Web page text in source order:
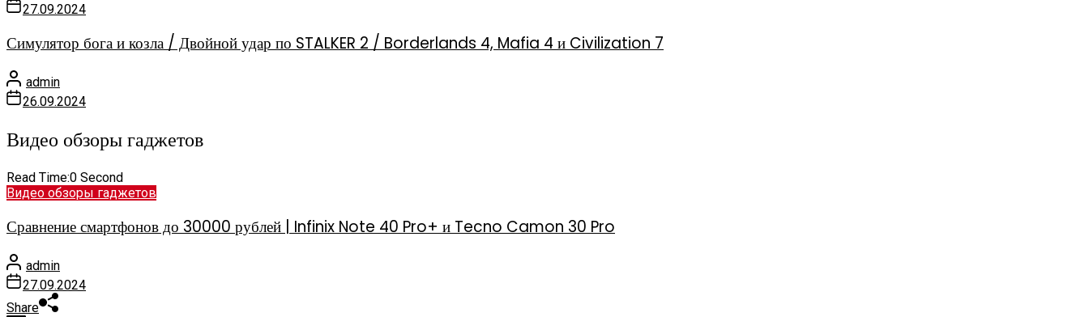
27.09.2024
Симулятор бога и козла / Двойной удар по STALKER 2 / Borderlands 4, Mafia 4 и Civilization 7
admin
26.09.2024
Видео обзоры гаджетов
Read Time:0 Second
Видео обзоры гаджетов
Сравнение смартфонов до 30000 рублей | Infinix Note 40 Pro+ и Tecno Camon 30 Pro
admin
27.09.2024
Share